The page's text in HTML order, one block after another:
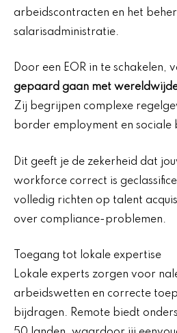
arbeidscontracten en het
salarisadministratie.
Door een EOR in te schakelen,
gepaard gaan met
Zij begrijpen complexe
border employment en sociale
Dit geeft je de zekerheid dat
workforce correct is
volledig richten op talent
over compliance-problemen.
Toegang tot lokale expertise
Lokale experts zorgen voor
arbeidswetten en correcte
bijdragen. Remote biedt